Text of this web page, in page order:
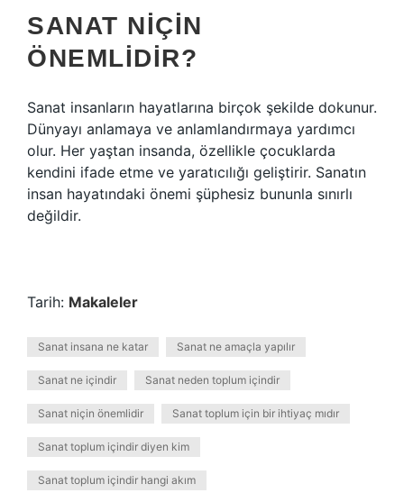
SANAT NIÇIN
ÖNEMLIDIR?
Sanat insanların hayatlarına birçok şekilde dokunur.
Dünyayı anlamaya ve anlamlandırmaya yardımcı
olur. Her yaştan insanda, özellikle çocuklarda
kendini ifade etme ve yaratıcılığı geliştirir. Sanatın
insan hayatındaki önemi şüphesiz bununla sınırlı
değildir.
Tarih: Makaleler
Sanat insana ne katar Sanat ne amaçla yapılır
Sanat ne içindir Sanat neden toplum içindir
Sanat niçin önemlidir Sanat toplum için bir ihtiyaç mıdır
Sanat toplum içindir diyen kim
Sanat toplum içindir hangi akım